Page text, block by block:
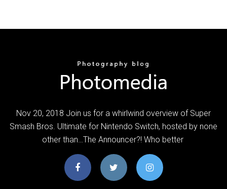
Nov 20, 2018 Join us for a whirlwind overview of Super
Smash Bros. Ultimate for Nintendo Switch, hosted by none
other than…The Announcer?! Who better